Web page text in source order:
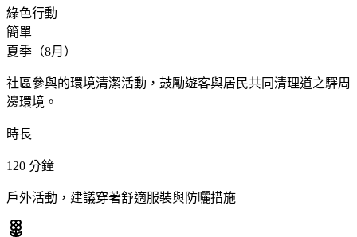
綠色行動
簡單
夏季（8月）
社區參與的環境清潔活動，鼓勵遊客與居民共同清理道之驛周
邊環境。
時長
120 分鐘
戶外活動，建議穿著舒適服裝與防曬措施